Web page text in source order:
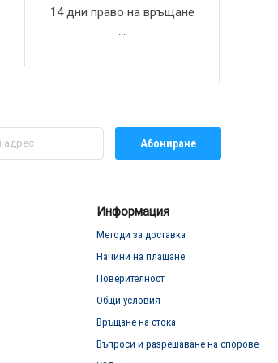
14 дни право на връщане
Абониране
Информация
Методи за доставка
Начини на плащане
Поверителност
Общи условия
Връщане на стока
Въпроси и разрешаване на спорове